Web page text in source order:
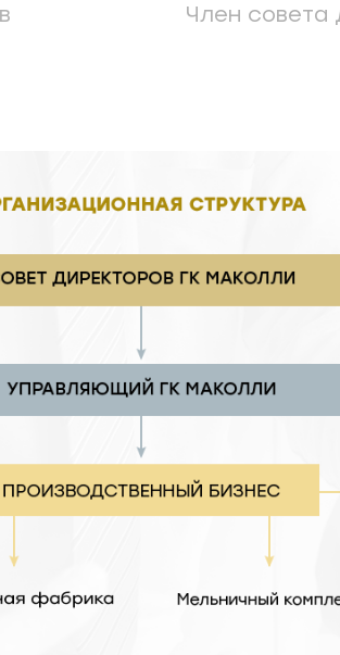
Член совета